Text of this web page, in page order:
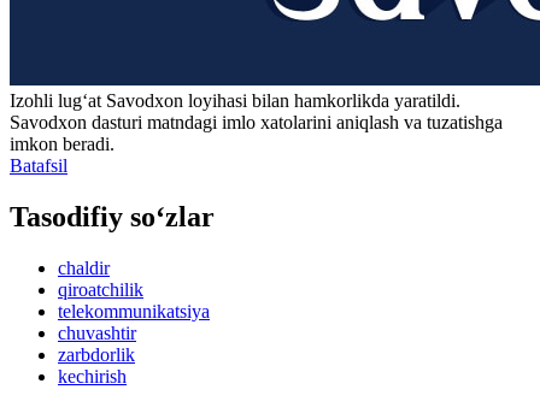
Izohli lugʻat Savodxon loyihasi bilan hamkorlikda yaratildi.
Savodxon dasturi matndagi imlo xatolarini aniqlash va tuzatishga
imkon beradi.
Batafsil
Tasodifiy so‘zlar
chaldir
qiroatchilik
telekommunikatsiya
chuvashtir
zarbdorlik
kechirish